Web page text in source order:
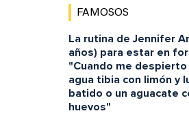
FAMOSOS
La rutina de Jennifer
años) para estar en
"Cuando me
agua tibia con limón y
batido o un aguacate
huevos"